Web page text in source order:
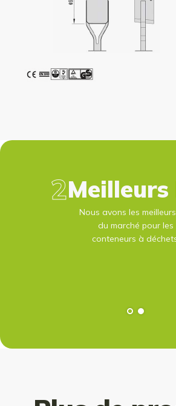
Nous avons les
du marché pour les
conteneurs à